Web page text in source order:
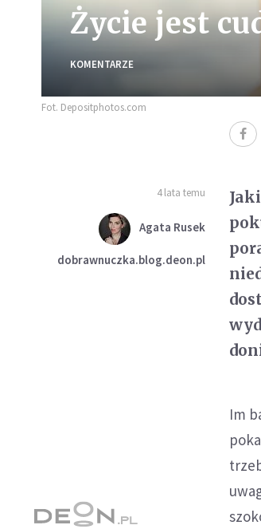
Życie jest
KOMENTARZE
Fot. Depositphotos.com
4 lata temu
Agata Rusek
dobrawnuczka.blog.deon.pl
Im